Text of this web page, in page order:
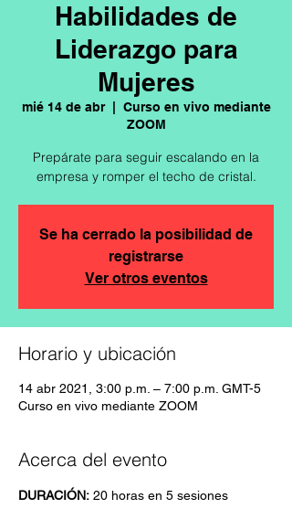
Habilidades de
Liderazgo para
Mujeres
mié 14 de abr
  |
Curso en vivo mediante
ZOOM
Prepárate para seguir escalando en la
Se ha cerrado la posibilidad de
registrarse
Ver otros eventos
Horario y ubicación
14 abr 2021, 3:00 p.m. – 7:00 p.m. GMT-5
Curso en vivo mediante ZOOM
Acerca del evento
DURACIÓN: 20 horas en 5 sesiones